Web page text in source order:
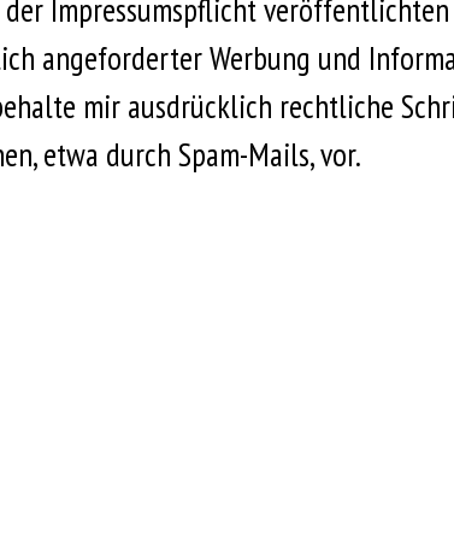
der Impressumspflicht
angeforderter Werbung und
mir ausdrücklich rechtliche
etwa durch Spam-Mails, vor.